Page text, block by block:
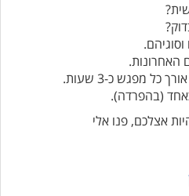
האחרונות.
כל מפגש כ-3 שעות.
(בהפרדה).
אצלכם, פנו אלי